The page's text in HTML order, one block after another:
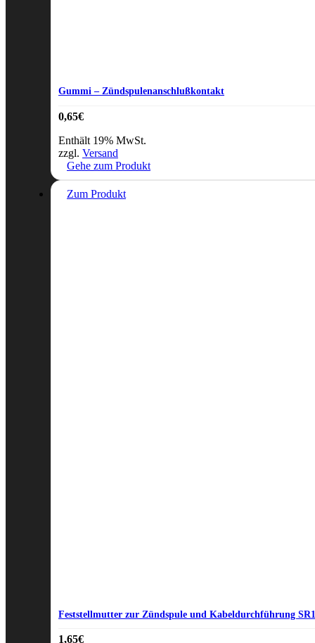
Gummi – Zündspulenanschlußkontakt
0,65€
Enthält 19% MwSt.
zzgl. Versand
Gehe zum Produkt
Zum Produkt
Feststellmutter zur Zündspule und Kabeldurchführung
1,65€